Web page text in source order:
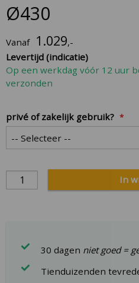
Ø430
Vanaf 1.029,-
Levertijd (indicatie)
Op een werkdag vóór 12 uur
verzonden
privé of zakelijk gebruik?
In
30 dagen niet goed =
Tienduizenden
the
beginning
the
images
gallery